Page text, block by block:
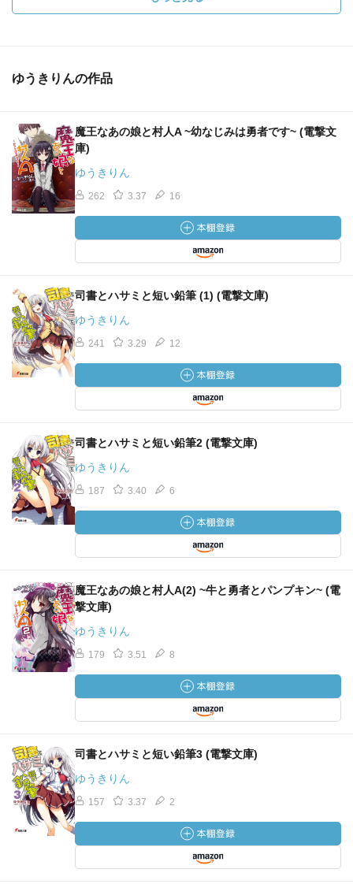
ゆうきりんの作品
魔王なあの娘と村人A ~幼なじみは勇者です~ (電撃文
庫)
ゆうきりん
262 3.37 16
司書とハサミと短い鉛筆 (1) (電撃文庫)
ゆうきりん
241 3.29 12
司書とハサミと短い鉛筆2 (電撃文庫)
ゆうきりん
187 3.40 6
魔王なあの娘と村人A(2) ~牛と勇者とパンプキン~ (電
撃文庫)
ゆうきりん
179 3.51 8
司書とハサミと短い鉛筆3 (電撃文庫)
ゆうきりん
157 3.37 2